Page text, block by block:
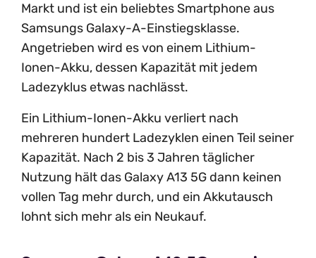
Markt und ist ein beliebtes Smartphone aus
Samsungs Galaxy-A-Einstiegsklasse.
Angetrieben wird es von einem Lithium-
Ionen-Akku, dessen Kapazität mit jedem
Ladezyklus etwas nachlässt.
Ein Lithium-Ionen-Akku verliert nach
mehreren hundert Ladezyklen einen Teil seiner
Kapazität. Nach 2 bis 3 Jahren täglicher
Nutzung hält das Galaxy A13 5G dann keinen
vollen Tag mehr durch, und ein Akkutausch
lohnt sich mehr als ein Neukauf.